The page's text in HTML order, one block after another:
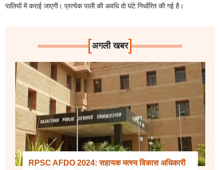
पालियों में कराई जाएगी। प्रत्येक पाली की अवधि दो घंटे निर्धारित की गई है।
[अगली खबर]
RPSC AFDO 2024: सहायक मत्स्य विकास अधिकारी